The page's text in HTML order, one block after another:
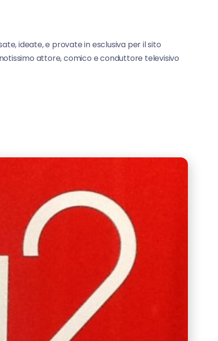
ideate, e provate in esclusiva per il sito
attore, comico e conduttore televisivo